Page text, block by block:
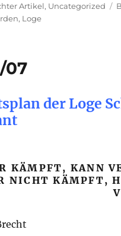
Artikel, Uncategorized
, Loge
07
der Loge
KÄMPFT, KANN
NICHT KÄMPFT,